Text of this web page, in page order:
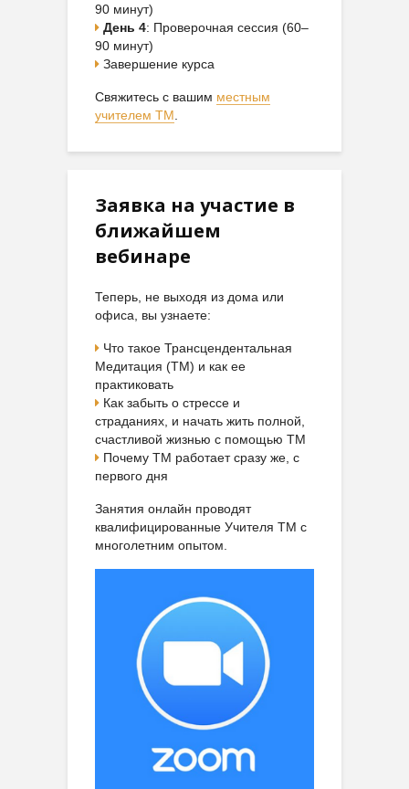
90 минут)
День 4: Проверочная сессия (60–
90 минут)
Завершение курса
Свяжитесь с вашим местным
учителем ТМ.
Заявка на участие в
ближайшем
вебинаре
Теперь, не выходя из дома или
офиса, вы узнаете:
Что такое Трансцендентальная
Медитация (ТМ) и как ее
практиковать
Как забыть о стрессе и
страданиях, и начать жить полной,
счастливой жизнью с помощью ТМ
Почему ТМ работает сразу же, с
первого дня
Занятия онлайн проводят
квалифицированные Учителя ТМ с
многолетним опытом.